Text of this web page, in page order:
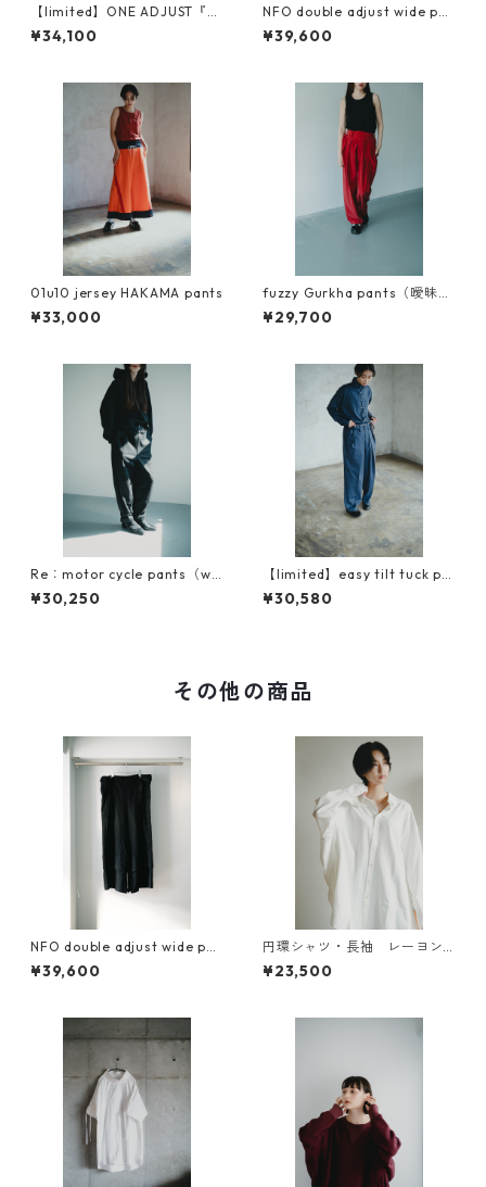
【limited】ONE ADJUST『T
APERED PANTS』
¥34,100
NFO double adjust wide pan
ts『可変』
¥39,600
01u10 jersey HAKAMA pants
¥33,000
fuzzy Gurkha pants（曖昧な
ズボン）キュプラコットン使
用
¥29,700
Re：motor cycle pants（wo
ol type）
¥30,250
【limited】easy tilt tuck pa
nts（wool type）
¥30,580
その他の商品
NFO double adjust wide pan
ts『可変』
¥39,600
円環シャツ・長袖 レーヨン×
コットン素材使用
¥23,500